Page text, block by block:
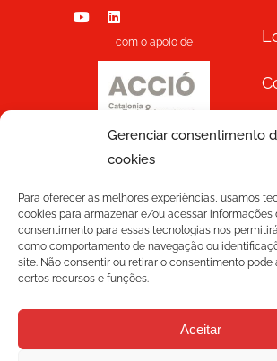
Gerenciar consentimento
cookies
Para oferecer as melhores experiências, usamos
cookies para armazenar e/ou acessar informações
consentimento para essas tecnologias nos
como comportamento de navegação ou
site. Não consentir ou retirar o consentimento
certos recursos e funções.
Aceitar
com o apoio de
BOLETIM DE